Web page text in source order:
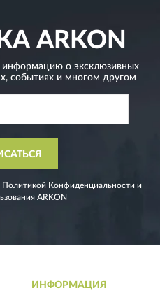
ARKON
информацию о эксклюзивных
событиях и многом другом
Политикой Конфиденциальности и
ARKON
ИНФОРМАЦИЯ